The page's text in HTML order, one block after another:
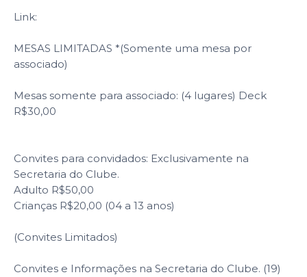
Link:
MESAS LIMITADAS *(Somente uma mesa por
associado)
Mesas somente para associado: (4 lugares) Deck
R$30,00
Convites para convidados: Exclusivamente na
Secretaria do Clube.
Adulto R$50,00
Crianças R$20,00 (04 a 13 anos)
(Convites Limitados)
Convites e Informações na Secretaria do Clube. (19)